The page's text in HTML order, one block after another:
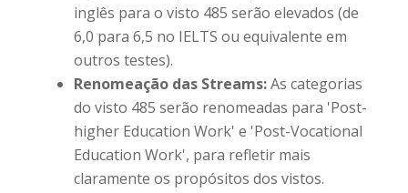
inglês para o visto 485 serão elevados (de
6,0 para 6,5 no IELTS ou equivalente em
outros testes).
Renomeação das Streams:As categorias
do visto 485 serão renomeadas para 'Post-
higher Education Work' e 'Post-Vocational
Education Work', para refletir mais
claramente os propósitos dos vistos.